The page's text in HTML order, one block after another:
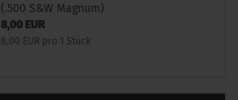
(.500 S&W Magnum)
8,00 EUR
8,00 EUR pro 1 Stück